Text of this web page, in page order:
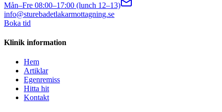
Mån–Fre 08:00–17:00 (lunch 12–13)
info@sturebadetlakarmottagning.se
Boka tid
Klinik information
Hem
Artiklar
Egenremiss
Hitta hit
Kontakt